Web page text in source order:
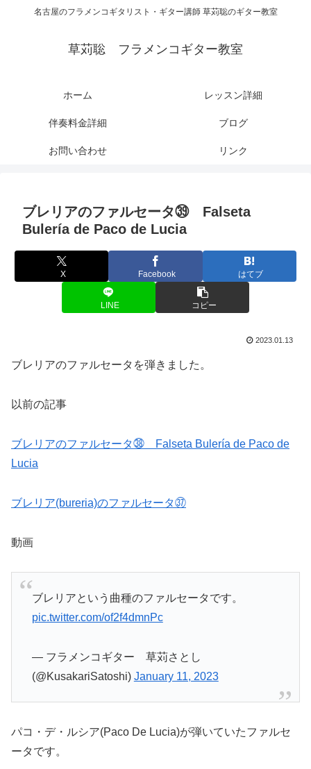
名古屋のフラメンコギタリスト・ギター講師 草苅聡のギター教室
草苅聡 フラメンコギター教室
ホーム レッスン詳細
伴奏料金詳細 ブログ
お問い合わせ リンク
ブレリアのファルセータ㊴ Falseta
Bulería de Paco de Lucia
X Facebook はてブ
LINE コピー
2023.01.13
ブレリアのファルセータを弾きました。
以前の記事
ブレリアのファルセータ㊳ Falseta Bulería de Paco de
Lucia
ブレリア(bureria)のファルセータ㊲
動画
ブレリアという曲種のファルセータです。
pic.twitter.com/of2f4dmnPc
— フラメンコギター 草苅さとし
(@KusakariSatoshi) January 11, 2023
パコ・デ・ルシア(Paco De Lucia)が弾いていたファルセ
ータです。